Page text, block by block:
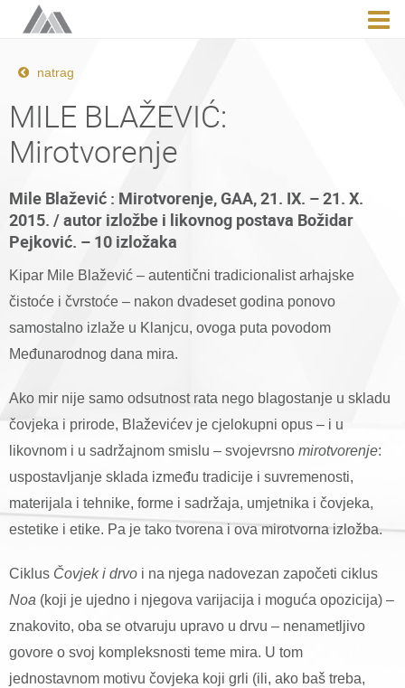
natrag
MILE BLAŽEVIĆ:
Mirotvorenje
Mile Blažević : Mirotvorenje, GAA, 21. IX. – 21. X.
2015. / autor izložbe i likovnog postava Božidar
Pejković. – 10 izložaka
Kipar Mile Blažević – autentični tradicionalist arhajske
čistoće i čvrstoće – nakon dvadeset godina ponovo
samostalno izlaže u Klanjcu, ovoga puta povodom
Međunarodnog dana mira.
Ako mir nije samo odsutnost rata nego blagostanje u skladu
čovjeka i prirode, Blaževićev je cjelokupni opus – i u
likovnom i u sadržajnom smislu – svojevrsno mirotvorenje:
uspostavljanje sklada između tradicije i suvremenosti,
materijala i tehnike, forme i sadržaja, umjetnika i čovjeka,
estetike i etike. Pa je tako tvorena i ova mirotvorna izložba.
Ciklus Čovjek i drvo i na njega nadovezan započeti ciklus
Noa (koji je ujedno i njegova varijacija i moguća opozicija) –
znakovito, oba se otvaruju upravo u drvu – nenametljivo
govore o svoj kompleksnosti teme mira. U tom
jednostavnom motivu čovjeka koji grli (ili, ako baš treba,